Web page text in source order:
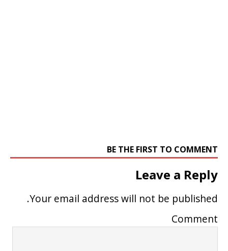
BE THE FIRST TO COMMENT
Leave a Reply
Your email address will not be published.
Comment